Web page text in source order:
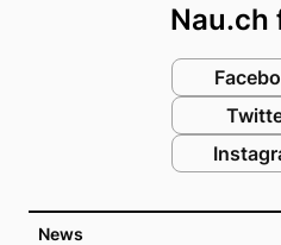
News
Nau.ch